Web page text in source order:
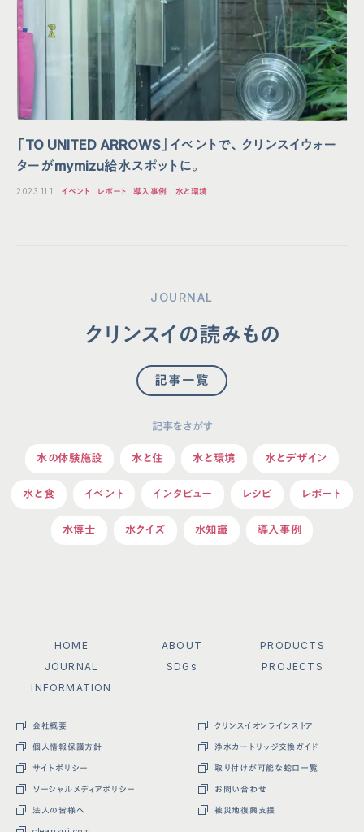
「TO UNITED ARROWS」イベントで、クリンスイウォー
ターがmymizu給水スポットに。
2023.11.1 イベント レポート 導入事例 水と環境
JOURNAL
クリンスイの読みもの
記事一覧
記事をさがす
水の体験施設 水と住 水と環境 水とデザイン
水と食 イベント インタビュー レシピ レポート
水博士 水クイズ 水知識 導入事例
HOME ABOUT
PRODUCTS
JOURNAL
SDGs
PROJECTS
INFORMATION
会社概要
個人情報保護方針
サイトポリシー
ソーシャルメディアポリシー
法人の皆様へ
クリンスイオンラインストア
浄水カートリッジ交換ガイド
取り付けが可能な蛇口一覧
お問い合わせ
被災地復興支援